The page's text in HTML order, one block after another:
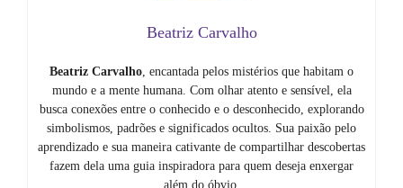
Beatriz Carvalho
Beatriz Carvalho, encantada pelos mistérios que habitam o
mundo e a mente humana. Com olhar atento e sensível, ela
busca conexões entre o conhecido e o desconhecido, explorando
simbolismos, padrões e significados ocultos. Sua paixão pelo
aprendizado e sua maneira cativante de compartilhar descobertas
fazem dela uma guia inspiradora para quem deseja enxergar
além do óbvio.